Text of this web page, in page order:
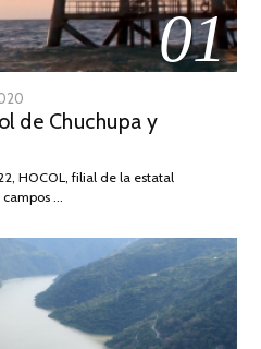
01
DE
2026
de Chuchupa y
HOCOL, filial de la estatal
campos …